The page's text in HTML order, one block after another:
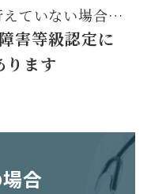
えていない場合…
害等級認定に
ります
合